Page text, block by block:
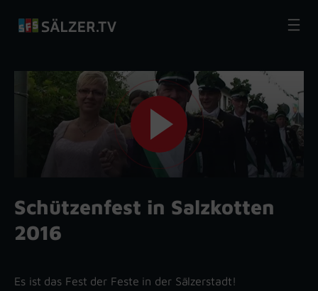
Inhalt
springen
Schützenfest in Salzkotten
2016
Es ist das Fest der Feste in der Sälzerstadt!